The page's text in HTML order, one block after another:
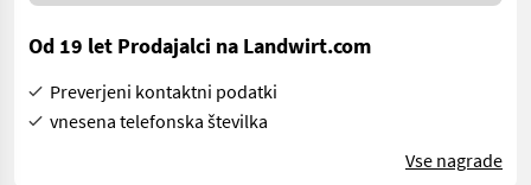
Od 19 let Prodajalci na Landwirt.com
Preverjeni kontaktni podatki
vnesena telefonska številka
Vse nagrade